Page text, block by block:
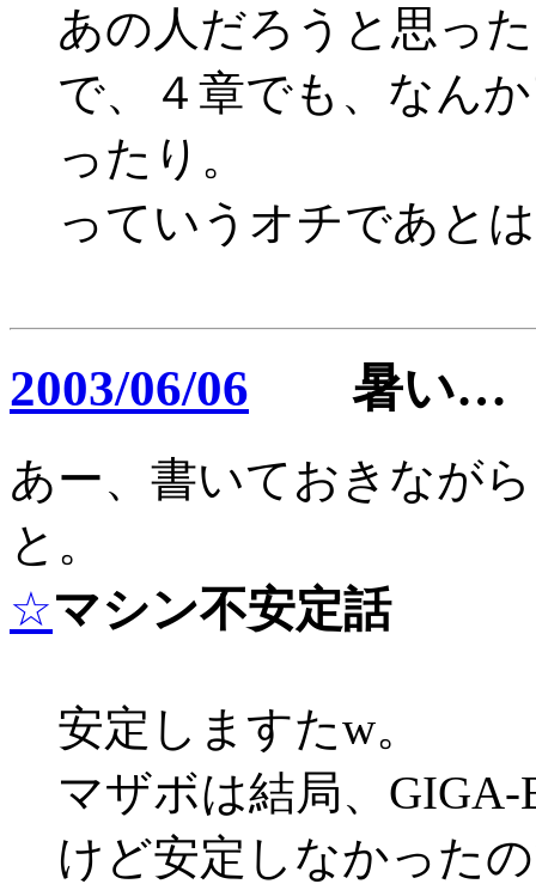
あの人だろうと思っ
で、４章でも、なん
ったり。
っていうオチであと
2003/06/06 暑い…
あー、書いておきなが
と。
☆マシン不安定話
安定しますたw。
マザボは結局、
けど安定しなかった